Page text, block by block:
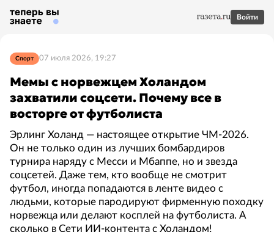
Войти
Спорт 07 июля 2026, 19:27
Мемы с норвежцем Холандом
захватили соцсети. Почему все в
восторге от футболиста
Эрлинг Холанд — настоящее открытие ЧМ-2026.
Он не только один из лучших бомбардиров
турнира наряду с Месси и Мбаппе, но и звезда
соцсетей. Даже тем, кто вообще не смотрит
футбол, иногда попадаются в ленте видео с
людьми, которые пародируют фирменную походку
норвежца или делают косплей на футболиста. А
сколько в Сети ИИ-контента с Холандом!